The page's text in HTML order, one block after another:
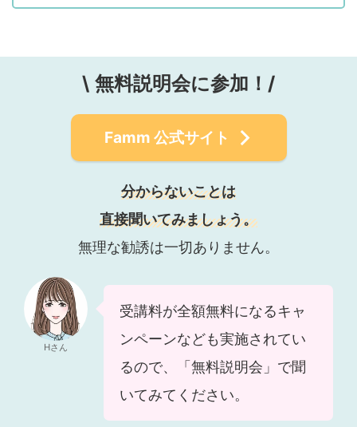
\ 無料説明会に参加！/
Famm 公式サイト
分からないことは
直接聞いてみましょう。
無理な勧誘は一切ありません。
Hさん
受講料が全額無料になるキャ
ンペーンなども実施されてい
るので、「無料説明会」で聞
いてみてください。